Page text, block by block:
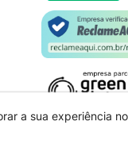
a sua experiência